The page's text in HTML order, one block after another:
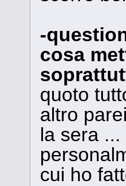
-
cosa
quoto
altro
la sera
cui ho